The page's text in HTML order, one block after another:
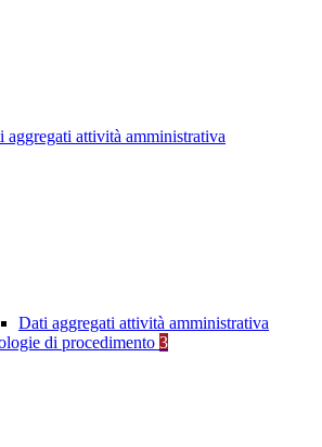
aggregati attività amministrativa
Dati aggregati attività amministrativa
di procedimento 3